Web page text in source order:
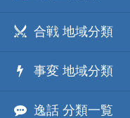
合戦 地域分類
事変 地域分類
逸話 分類一覧